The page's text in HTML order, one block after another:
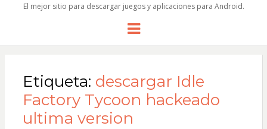
El mejor sitio para descargar juegos y aplicaciones para Android.
Menu
Etiqueta: descargar Idle
Factory Tycoon hackeado
ultima version